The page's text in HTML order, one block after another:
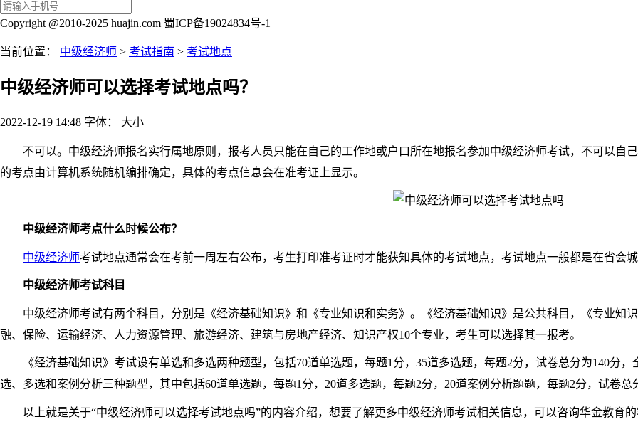
Copyright @2010-2025 huajin.com 蜀ICP备19024834号-1
当前位置： 中级经济师 > 考试指南 > 考试地点
中级经济师可以选择考试地点吗？
2022-12-19 14:48 字体： 大小
不可以。中级经济师报名实行属地原则，报考人员只能在自己的工作地或户口所在地报名参加中级经济师考试，不可以自
的考点由计算机系统随机编排确定，具体的考点信息会在准考证上显示。
中级经济师考点什么时候公布？
中级经济师考试地点通常会在考前一周左右公布，考生打印准考证时才能获知具体的考试地点，考试地点一般都是在省会
中级经济师考试科目
中级经济师考试有两个科目，分别是《经济基础知识》和《专业知识和实务》。《经济基础知识》是公共科目，《专业知
融、保险、运输经济、人力资源管理、旅游经济、建筑与房地产经济、知识产权10个专业，考生可以选择其一报考。
《经济基础知识》考试设有单选和多选两种题型，包括70道单选题，每题1分，35道多选题，每题2分，试卷总分为140分，
选、多选和案例分析三种题型，其中包括60道单选题，每题1分，20道多选题，每题2分，20道案例分析题题，每题2分，试卷
以上就是关于“中级经济师可以选择考试地点吗”的内容介绍，想要了解更多中级经济师考试相关信息，可以咨询华金教育